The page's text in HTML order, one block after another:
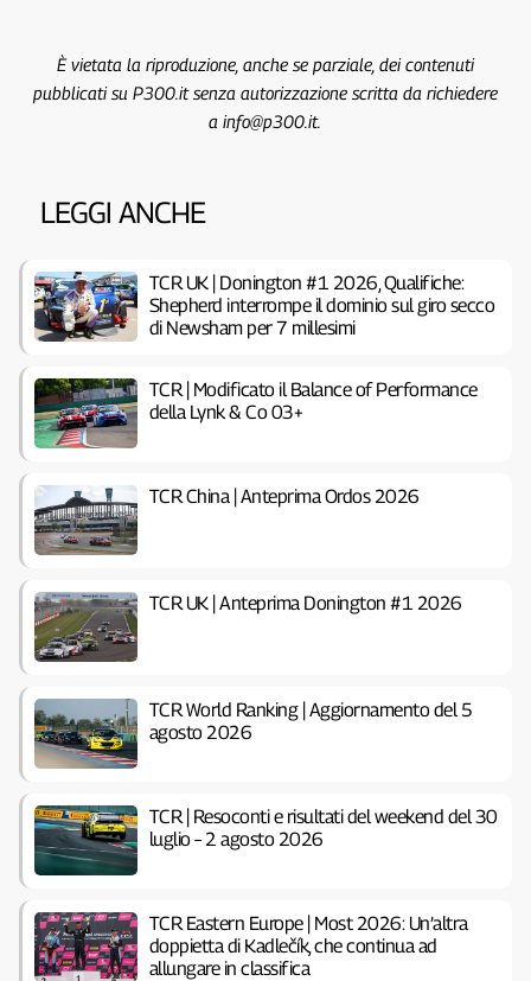
È vietata la riproduzione, anche se parziale, dei contenuti
pubblicati su P300.it senza autorizzazione scritta da richiedere
a info@p300.it.
LEGGI ANCHE
TCR UK | Donington #1 2026, Qualifiche:
Shepherd interrompe il dominio sul giro secco
di Newsham per 7 millesimi
TCR | Modificato il Balance of Performance
della Lynk & Co 03+
TCR China | Anteprima Ordos 2026
TCR UK | Anteprima Donington #1 2026
TCR World Ranking | Aggiornamento del 5
agosto 2026
TCR | Resoconti e risultati del weekend del 30
luglio – 2 agosto 2026
TCR Eastern Europe | Most 2026: Un’altra
doppietta di Kadlečík, che continua ad
allungare in classifica